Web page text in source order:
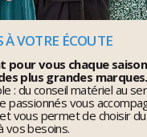
À VOTRE ÉCOUTE
vous chaque
plus grandes marques.
: du conseil matériel au
passionnés vous
vous permet de choisir
vos besoins.